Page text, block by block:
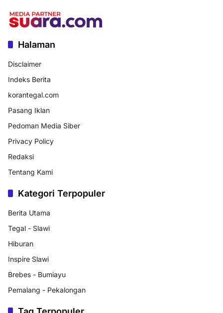
Halaman
Disclaimer
Indeks Berita
korantegal.com
Pasang Iklan
Pedoman Media Siber
Privacy Policy
Redaksi
Tentang Kami
Kategori Terpopuler
Berita Utama
Tegal - Slawi
Hiburan
Inspire Slawi
Brebes - Bumiayu
Pemalang - Pekalongan